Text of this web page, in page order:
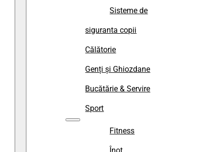
Sisteme de
siguranta copii
Călătorie
Genți și Ghiozdane
Bucătărie & Servire
Sport
Fitness